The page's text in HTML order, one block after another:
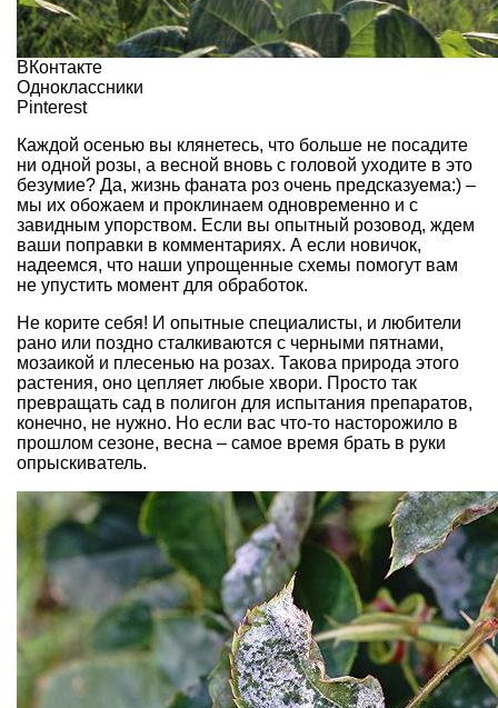
ВКонтакте
Одноклассники
Pinterest
Каждой осенью вы клянетесь, что больше не посадите
ни одной розы, а весной вновь с головой уходите в это
безумие? Да, жизнь фаната роз очень предсказуема:) –
мы их обожаем и проклинаем одновременно и с
завидным упорством. Если вы опытный розовод, ждем
ваши поправки в комментариях. А если новичок,
надеемся, что наши упрощенные схемы помогут вам
не упустить момент для обработок.
Не корите себя! И опытные специалисты, и любители
рано или поздно сталкиваются с черными пятнами,
мозаикой и плесенью на розах. Такова природа этого
растения, оно цепляет любые хвори. Просто так
превращать сад в полигон для испытания препаратов,
конечно, не нужно. Но если вас что-то насторожило в
прошлом сезоне, весна – самое время брать в руки
опрыскиватель.